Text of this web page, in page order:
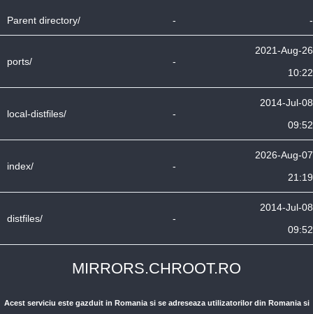
Parent directory/ - -
ports/ -
2021-Aug-26
10:22
local-distfiles/ -
2014-Jul-08
09:52
index/ -
2026-Aug-07
21:19
distfiles/ -
2014-Jul-08
09:52
MIRRORS.CHROOT.RO
Acest serviciu este gazduit in Romania si se adreseaza utilizatorilor din Romania si